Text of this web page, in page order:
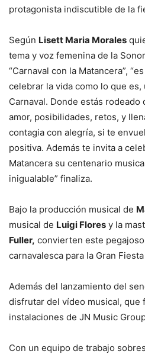
protagonista indiscutible de la
Según Lisett Maria Morales
tema y voz femenina de la
“Carnaval con la Matancera”,
celebrar la vida como lo que es,
Carnaval. Donde estás
amor, posibilidades, retos, y
contagia con alegría, si te
positiva. Además te invita a
Matancera su centenario
inigualable” finaliza.
Bajo la producción musical de
musical de Luigi Flores y la
Fuller, convierten este
carnavalesca para la Gran
Además del lanzamiento del
disfrutar del vídeo musical, que
instalaciones de JN Music
Con un equipo de trabajo